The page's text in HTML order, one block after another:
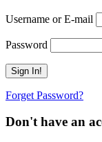
Username or E-mail
Password
Forget Password?
Don't have an